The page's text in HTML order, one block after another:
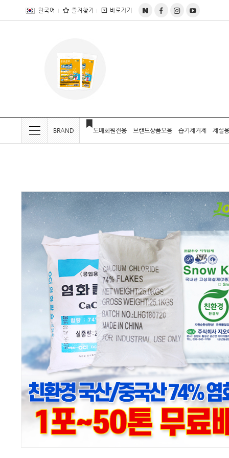
한국어 즐겨찾기 바로가기
BRAND 도매회원전용 브랜드상품모음 습기제거제 제설